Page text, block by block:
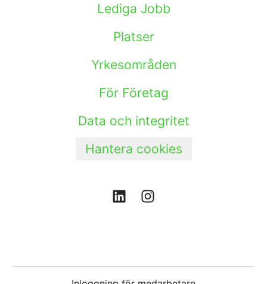
Lediga Jobb
Platser
Yrkesområden
För Företag
Data och integritet
Hantera cookies